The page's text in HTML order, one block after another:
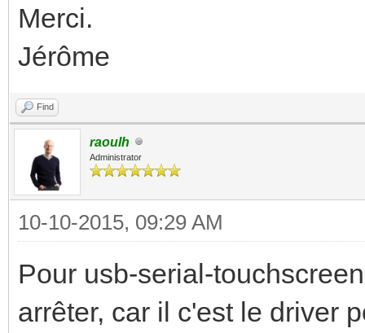
Merci.
Jérôme
Find
raoulh
Administrator
10-10-2015, 09:29 AM
Pour usb-serial-
arrêter, car il c'est le driver